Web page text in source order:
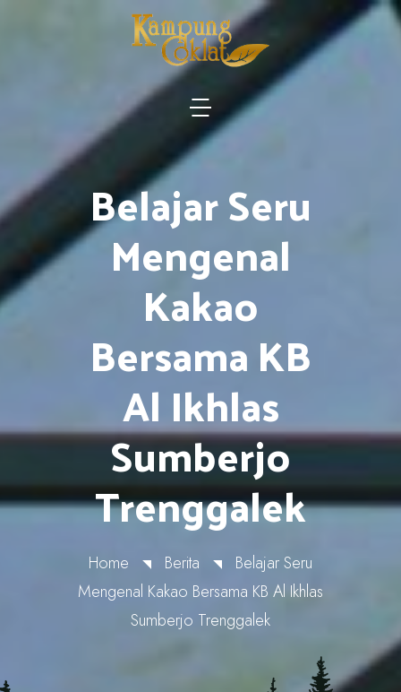
Belajar Seru
Mengenal
Kakao
Bersama KB
Al Ikhlas
Sumberjo
Trenggalek
Home Berita
Belajar Seru
Mengenal Kakao Bersama KB Al Ikhlas
Sumberjo Trenggalek